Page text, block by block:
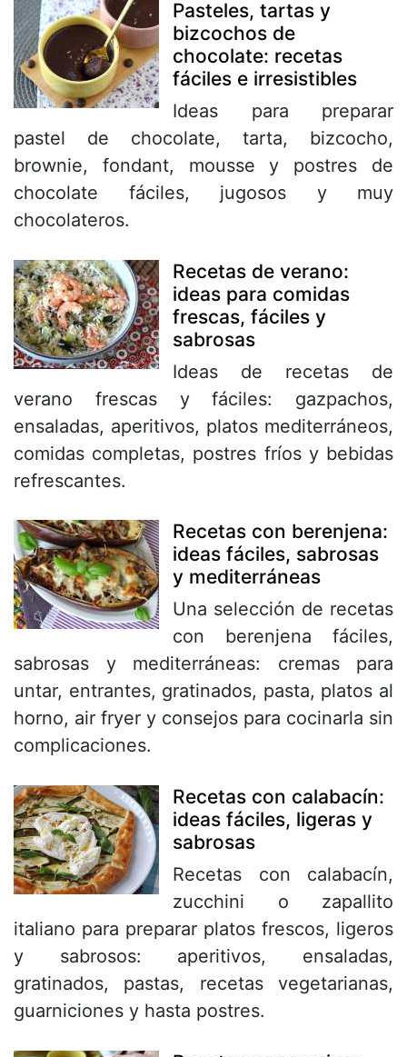
Pasteles, tartas y
bizcochos de
chocolate: recetas
fáciles e irresistibles
Ideas para preparar
pastel de chocolate, tarta, bizcocho,
brownie, fondant, mousse y postres de
chocolate fáciles, jugosos y muy
chocolateros.
Recetas de verano:
ideas para comidas
frescas, fáciles y
sabrosas
Ideas de recetas de
verano frescas y fáciles: gazpachos,
ensaladas, aperitivos, platos mediterráneos,
comidas completas, postres fríos y bebidas
refrescantes.
Recetas con berenjena:
ideas fáciles, sabrosas
y mediterráneas
Una selección de recetas
con berenjena fáciles,
sabrosas y mediterráneas: cremas para
untar, entrantes, gratinados, pasta, platos al
horno, air fryer y consejos para cocinarla sin
complicaciones.
Recetas con calabacín:
ideas fáciles, ligeras y
sabrosas
Recetas con calabacín,
zucchini o zapallito
italiano para preparar platos frescos, ligeros
y sabrosos: aperitivos, ensaladas,
gratinados, pastas, recetas vegetarianas,
guarniciones y hasta postres.